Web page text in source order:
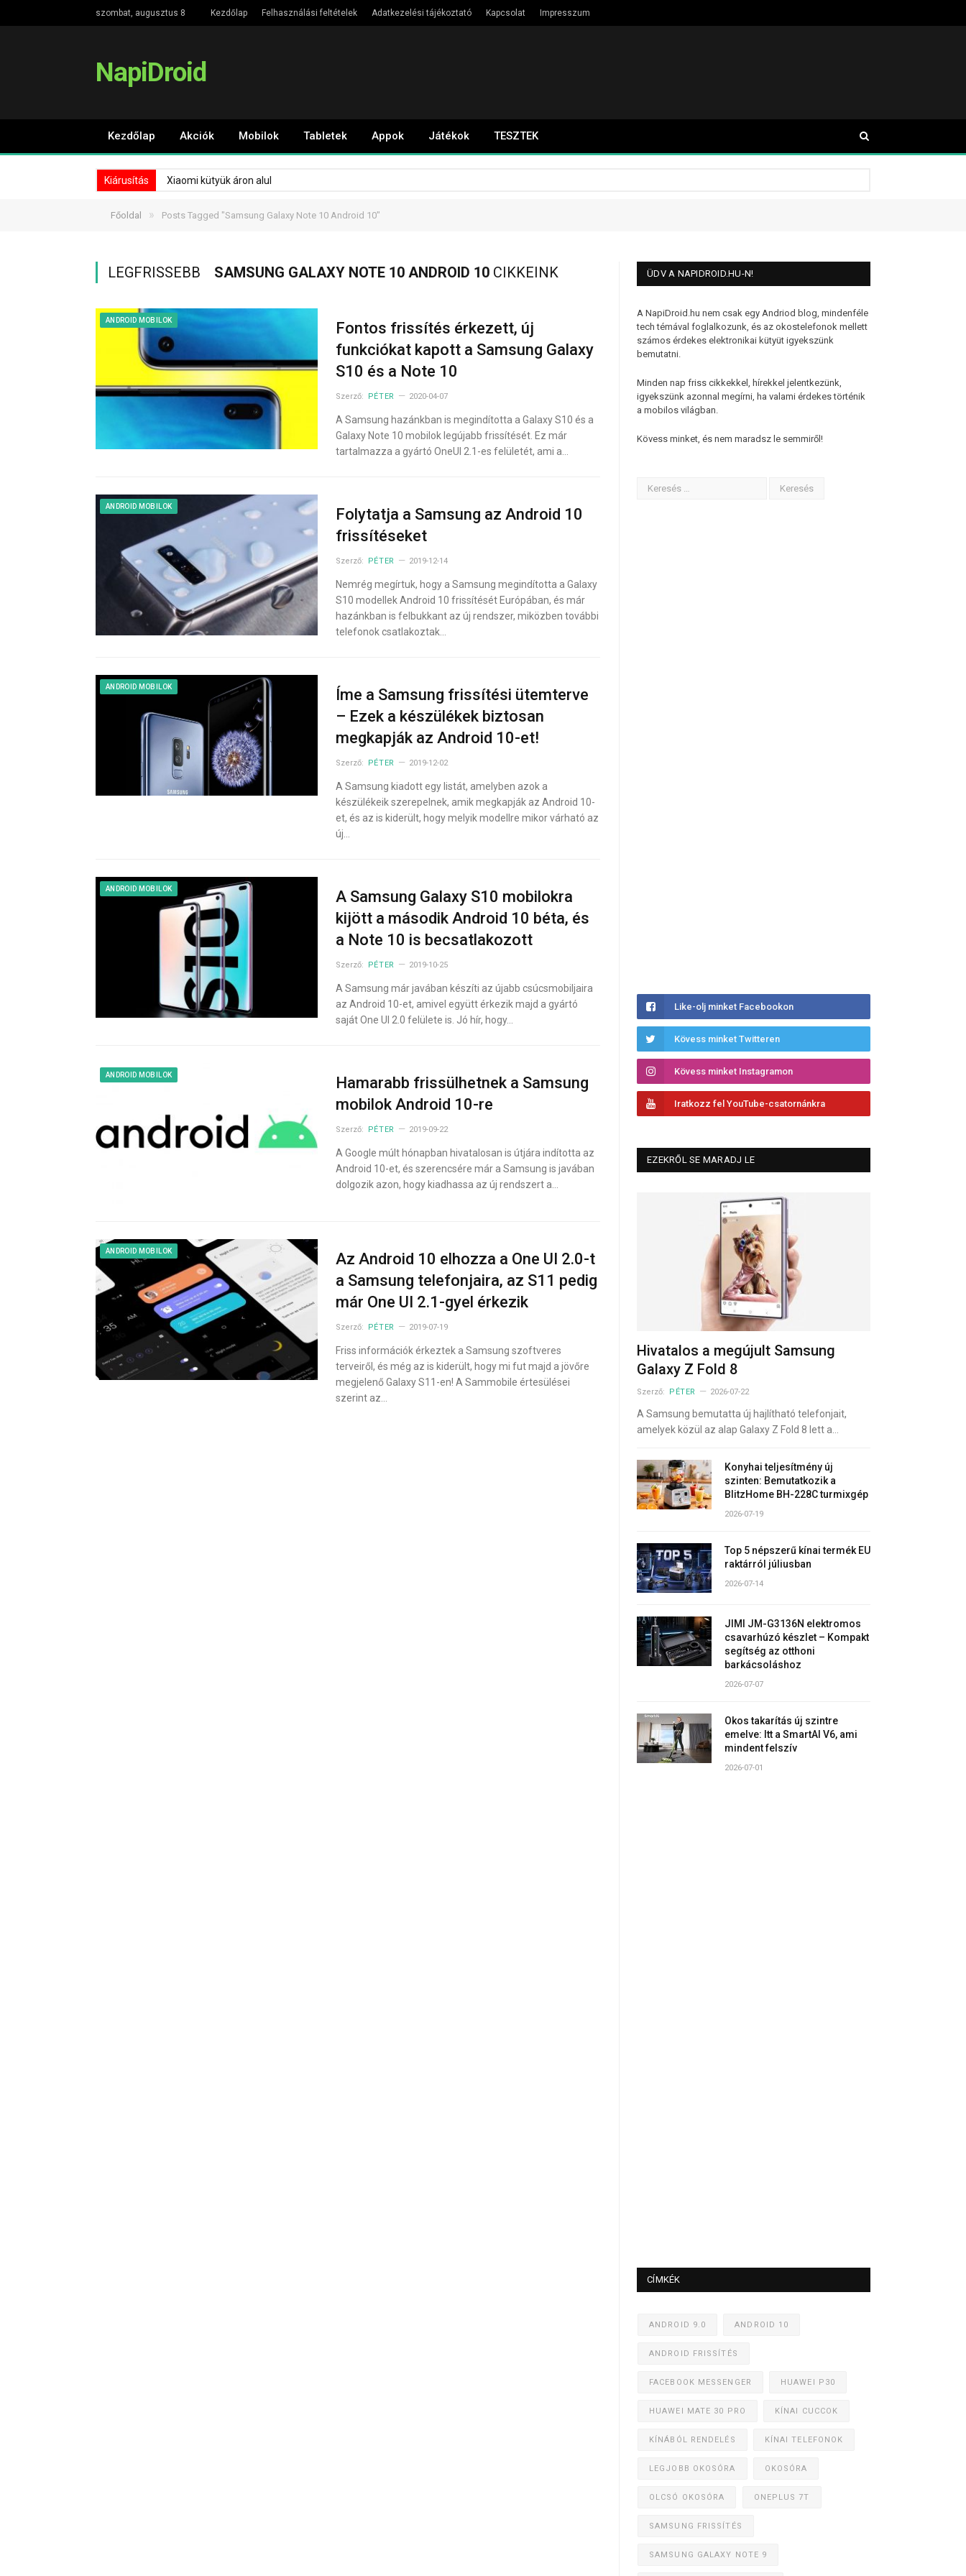
szombat, augusztus 8 Kezdőlap Felhasználási feltételek Adatkezelési tájékoztató Kapcsolat Impresszum
NapiDroid
Kezdőlap Akciók Mobilok Tabletek Appok Játékok TESZTEK
Kiárusítás Xiaomi kütyük áron alul
Főoldal » Posts Tagged "Samsung Galaxy Note 10 Android 10"
LEGFRISSEBB SAMSUNG GALAXY NOTE 10 ANDROID 10 CIKKEINK
ANDROID MOBILOK
Fontos frissítés érkezett, új
funkciókat kapott a Samsung Galaxy
S10 és a Note 10
Szerző: PÉTER 2020-04-07
A Samsung hazánkban is megindította a Galaxy S10 és a
Galaxy Note 10 mobilok legújabb frissítését. Ez már
tartalmazza a gyártó OneUI 2.1-es felületét, ami a…
ANDROID MOBILOK
Folytatja a Samsung az Android 10
frissítéseket
Szerző: PÉTER 2019-12-14
Nemrég megírtuk, hogy a Samsung megindította a Galaxy
S10 modellek Android 10 frissítését Európában, és már
hazánkban is felbukkant az új rendszer, miközben további
telefonok csatlakoztak…
ANDROID MOBILOK
Íme a Samsung frissítési ütemterve
– Ezek a készülékek biztosan
megkapják az Android 10-et!
Szerző: PÉTER 2019-12-02
A Samsung kiadott egy listát, amelyben azok a
készülékeik szerepelnek, amik megkapják az Android 10-
et, és az is kiderült, hogy melyik modellre mikor várható az
új…
ANDROID MOBILOK
A Samsung Galaxy S10 mobilokra
kijött a második Android 10 béta, és
a Note 10 is becsatlakozott
Szerző: PÉTER 2019-10-25
A Samsung már javában készíti az újabb csúcsmobiljaira
az Android 10-et, amivel együtt érkezik majd a gyártó
saját One UI 2.0 felülete is. Jó hír, hogy…
ANDROID MOBILOK
Hamarabb frissülhetnek a Samsung
mobilok Android 10-re
Szerző: PÉTER 2019-09-22
A Google múlt hónapban hivatalosan is útjára indította az
Android 10-et, és szerencsére már a Samsung is javában
dolgozik azon, hogy kiadhassa az új rendszert a…
ANDROID MOBILOK
Az Android 10 elhozza a One UI 2.0-t
a Samsung telefonjaira, az S11 pedig
már One UI 2.1-gyel érkezik
Szerző: PÉTER 2019-07-19
Friss információk érkeztek a Samsung szoftveres
terveiről, és még az is kiderült, hogy mi fut majd a jövőre
megjelenő Galaxy S11-en! A Sammobile értesülései
szerint az…
ÜDV A NAPIDROID.HU-N!
A NapiDroid.hu nem csak egy Andriod blog, mindenféle
tech témával foglalkozunk, és az okostelefonok mellett
számos érdekes elektronikai kütyüt igyekszünk
bemutatni.
Minden nap friss cikkekkel, hírekkel jelentkezünk,
igyekszünk azonnal megírni, ha valami érdekes történik
a mobilos világban.
Kövess minket, és nem maradsz le semmiről!
Like-olj minket Facebookon
Kövess minket Twitteren
Kövess minket Instagramon
Iratkozz fel YouTube-csatornánkra
EZEKRŐL SE MARADJ LE
Hivatalos a megújult Samsung
Galaxy Z Fold 8
Szerző: PÉTER 2026-07-22
A Samsung bemutatta új hajlítható telefonjait,
amelyek közül az alap Galaxy Z Fold 8 lett a…
Konyhai teljesítmény új
szinten: Bemutatkozik a
BlitzHome BH-228C turmixgép
2026-07-19
Top 5 népszerű kínai termék EU
raktárról júliusban
2026-07-14
JIMI JM-G3136N elektromos
csavarhúzó készlet – Kompakt
segítség az otthoni
barkácsoláshoz
2026-07-07
Okos takarítás új szintre
emelve: Itt a SmartAI V6, ami
mindent felszív
2026-07-01
CÍMKÉK
ANDROID 9.0 ANDROID 10
ANDROID FRISSÍTÉS
FACEBOOK MESSENGER HUAWEI P30
HUAWEI MATE 30 PRO KÍNAI CUCCOK
KÍNÁBÓL RENDELÉS KÍNAI TELEFONOK
LEGJOBB OKOSÓRA OKOSÓRA
OLCSÓ OKOSÓRA ONEPLUS 7T
SAMSUNG FRISSÍTÉS
SAMSUNG GALAXY NOTE 9